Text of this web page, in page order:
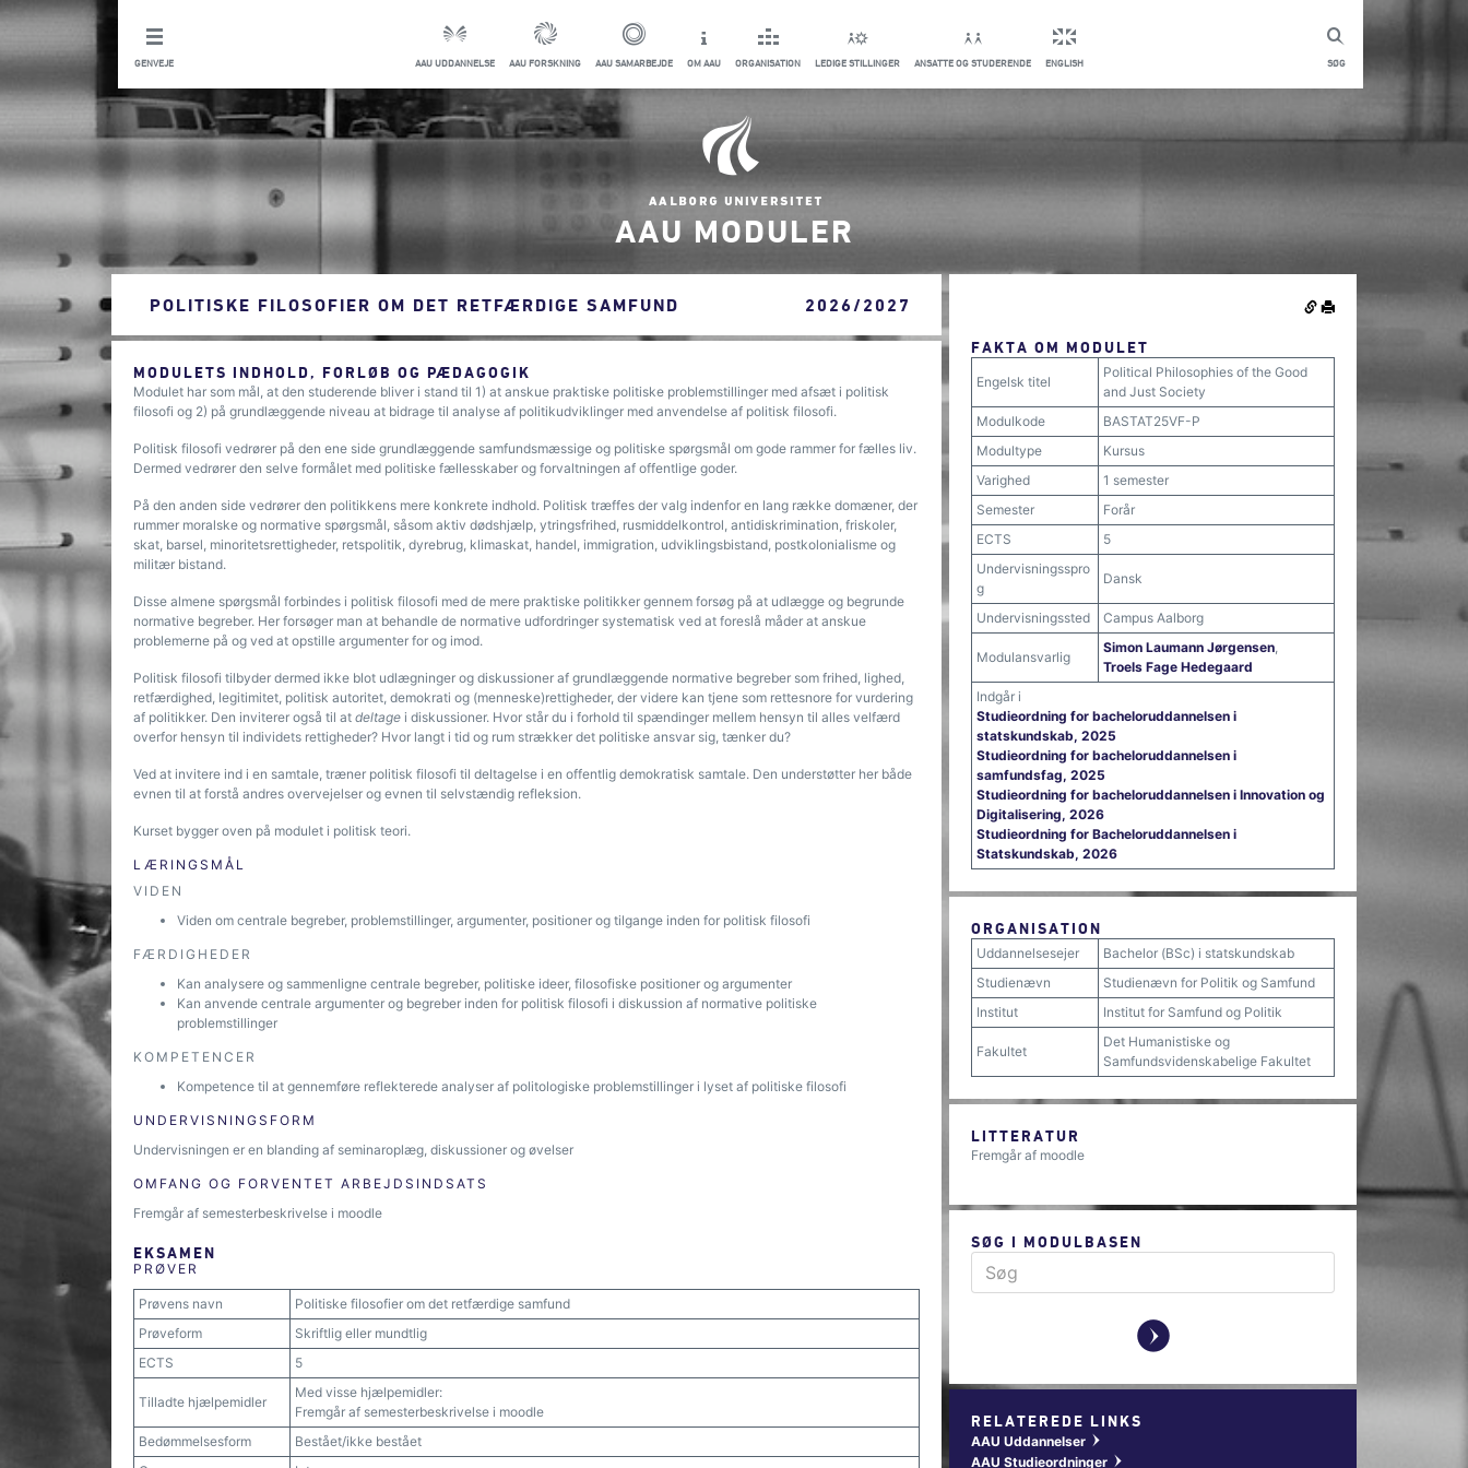
SØG
GENVEJE AAU UDDANNELSE AAU FORSKNING AAU SAMARBEJDE OM AAU ORGANISATION LEDIGE STILLINGER ANSATTE OG STUDERENDE ENGLISH
AAU MODULER
POLITISKE FILOSOFIER OM DET RETFÆRDIGE SAMFUND 2026/2027
MODULETS INDHOLD, FORLØB OG PÆDAGOGIK
Modulet har som mål, at den studerende bliver i stand til 1) at anskue praktiske politiske problemstillinger med afsæt i politisk
filosofi og 2) på grundlæggende niveau at bidrage til analyse af politikudviklinger med anvendelse af politisk filosofi.
Politisk filosofi vedrører på den ene side grundlæggende samfundsmæssige og politiske spørgsmål om gode rammer for fælles liv.
Dermed vedrører den selve formålet med politiske fællesskaber og forvaltningen af offentlige goder.
På den anden side vedrører den politikkens mere konkrete indhold. Politisk træffes der valg indenfor en lang række domæner, der
rummer moralske og normative spørgsmål, såsom aktiv dødshjælp, ytringsfrihed, rusmiddelkontrol, antidiskrimination, friskoler,
skat, barsel, minoritetsrettigheder, retspolitik, dyrebrug, klimaskat, handel, immigration, udviklingsbistand, postkolonialisme og
militær bistand.
Disse almene spørgsmål forbindes i politisk filosofi med de mere praktiske politikker gennem forsøg på at udlægge og begrunde
normative begreber. Her forsøger man at behandle de normative udfordringer systematisk ved at foreslå måder at anskue
problemerne på og ved at opstille argumenter for og imod.
Politisk filosofi tilbyder dermed ikke blot udlægninger og diskussioner af grundlæggende normative begreber som frihed, lighed,
retfærdighed, legitimitet, politisk autoritet, demokrati og (menneske)rettigheder, der videre kan tjene som rettesnore for vurdering
af politikker. Den inviterer også til at deltage i diskussioner. Hvor står du i forhold til spændinger mellem hensyn til alles velfærd
overfor hensyn til individets rettigheder? Hvor langt i tid og rum strækker det politiske ansvar sig, tænker du?
Ved at invitere ind i en samtale, træner politisk filosofi til deltagelse i en offentlig demokratisk samtale. Den understøtter her både
evnen til at forstå andres overvejelser og evnen til selvstændig refleksion.
Kurset bygger oven på modulet i politisk teori.
LÆRINGSMÅL
VIDEN
Viden om centrale begreber, problemstillinger, argumenter, positioner og tilgange inden for politisk filosofi
FÆRDIGHEDER
Kan analysere og sammenligne centrale begreber, politiske ideer, filosofiske positioner og argumenter
Kan anvende centrale argumenter og begreber inden for politisk filosofi i diskussion af normative politiske
problemstillinger
KOMPETENCER
Kompetence til at gennemføre reflekterede analyser af politologiske problemstillinger i lyset af politiske filosofi
UNDERVISNINGSFORM
Undervisningen er en blanding af seminaroplæg, diskussioner og øvelser
OMFANG OG FORVENTET ARBEJDSINDSATS
Fremgår af semesterbeskrivelse i moodle
EKSAMEN
PRØVER
Prøvens navn
Politiske filosofier om det retfærdige samfund
Prøveform
Skriftlig eller mundtlig
ECTS
5
Tilladte hjælpemidler
Med visse hjælpemidler:
Fremgår af semesterbeskrivelse i moodle
Bedømmelsesform
Bestået/ikke bestået
FAKTA OM MODULET
Engelsk titel
Political Philosophies of the Good
and Just Society
Modulkode
BASTAT25VF-P
Modultype
Kursus
Varighed
1 semester
Semester
Forår
ECTS
5
Undervisningsspro
g
Dansk
Undervisningssted Campus Aalborg
Modulansvarlig
Simon Laumann Jørgensen,
Troels Fage Hedegaard
Indgår i
Studieordning for bacheloruddannelsen i
statskundskab, 2025
Studieordning for bacheloruddannelsen i
samfundsfag, 2025
Studieordning for bacheloruddannelsen i Innovation og
Digitalisering, 2026
Studieordning for Bacheloruddannelsen i
Statskundskab, 2026
ORGANISATION
Uddannelsesejer
Bachelor (BSc) i statskundskab
Studienævn
Studienævn for Politik og Samfund
Institut
Institut for Samfund og Politik
Fakultet
Det Humanistiske og
Samfundsvidenskabelige Fakultet
LITTERATUR
Fremgår af moodle
SØG I MODULBASEN
y
RELATEREDE LINKS
AAU Uddannelser w
AAU Studieordninger w